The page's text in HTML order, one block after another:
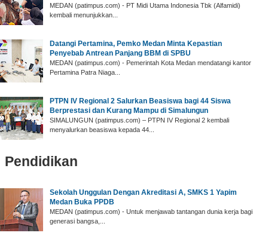
MEDAN (patimpus.com) - PT Midi Utama Indonesia Tbk (Alfamidi)
kembali menunjukkan...
Datangi Pertamina, Pemko Medan Minta Kepastian
Penyebab Antrean Panjang BBM di SPBU
MEDAN (patimpus.com) - Pemerintah Kota Medan mendatangi kantor
Pertamina Patra Niaga...
PTPN IV Regional 2 Salurkan Beasiswa bagi 44 Siswa
Berprestasi dan Kurang Mampu di Simalungun
SIMALUNGUN (patimpus.com) – PTPN IV Regional 2 kembali
menyalurkan beasiswa kepada 44...
Pendidikan
‎Sekolah Unggulan Dengan Akreditasi A, SMKS 1 Yapim
Medan Buka PPDB
‎MEDAN (patimpus.com) - Untuk menjawab tantangan dunia kerja bagi
generasi bangsa,...